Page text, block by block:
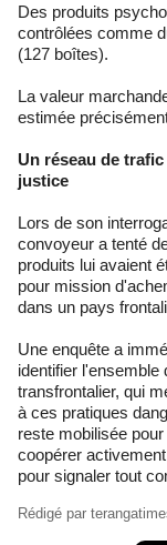
Des produits
contrôlées comme
(127 boîtes).
La valeur
estimée
Un réseau de
justice
Lors de son
convoyeur a tenté
produits lui avaient
pour mission
dans un pays
Une enquête a
identifier l'ensemble
transfrontalier, qui
à ces pratiques
reste mobilisée
coopérer
pour signaler tout
Rédigé par